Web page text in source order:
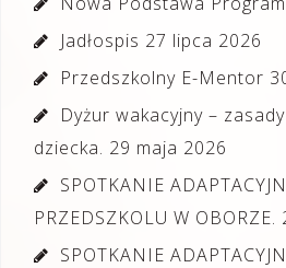
Jadłospis 27 lipca 2026
Przedszkolny E-Mentor
Dyżur wakacyjny –
dziecka. 29 maja 2026
SPOTKANIE
PRZEDSZKOLU W OBORZE.
SPOTKANIE